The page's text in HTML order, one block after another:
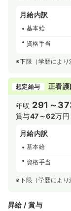
月給内訳
基本給
資格手当
※下限（学歴により
想定給与 正看護
年収 291～
賞与47～62万円
月給内訳
基本給
資格手当
※下限（学歴により
昇給 / 賞与